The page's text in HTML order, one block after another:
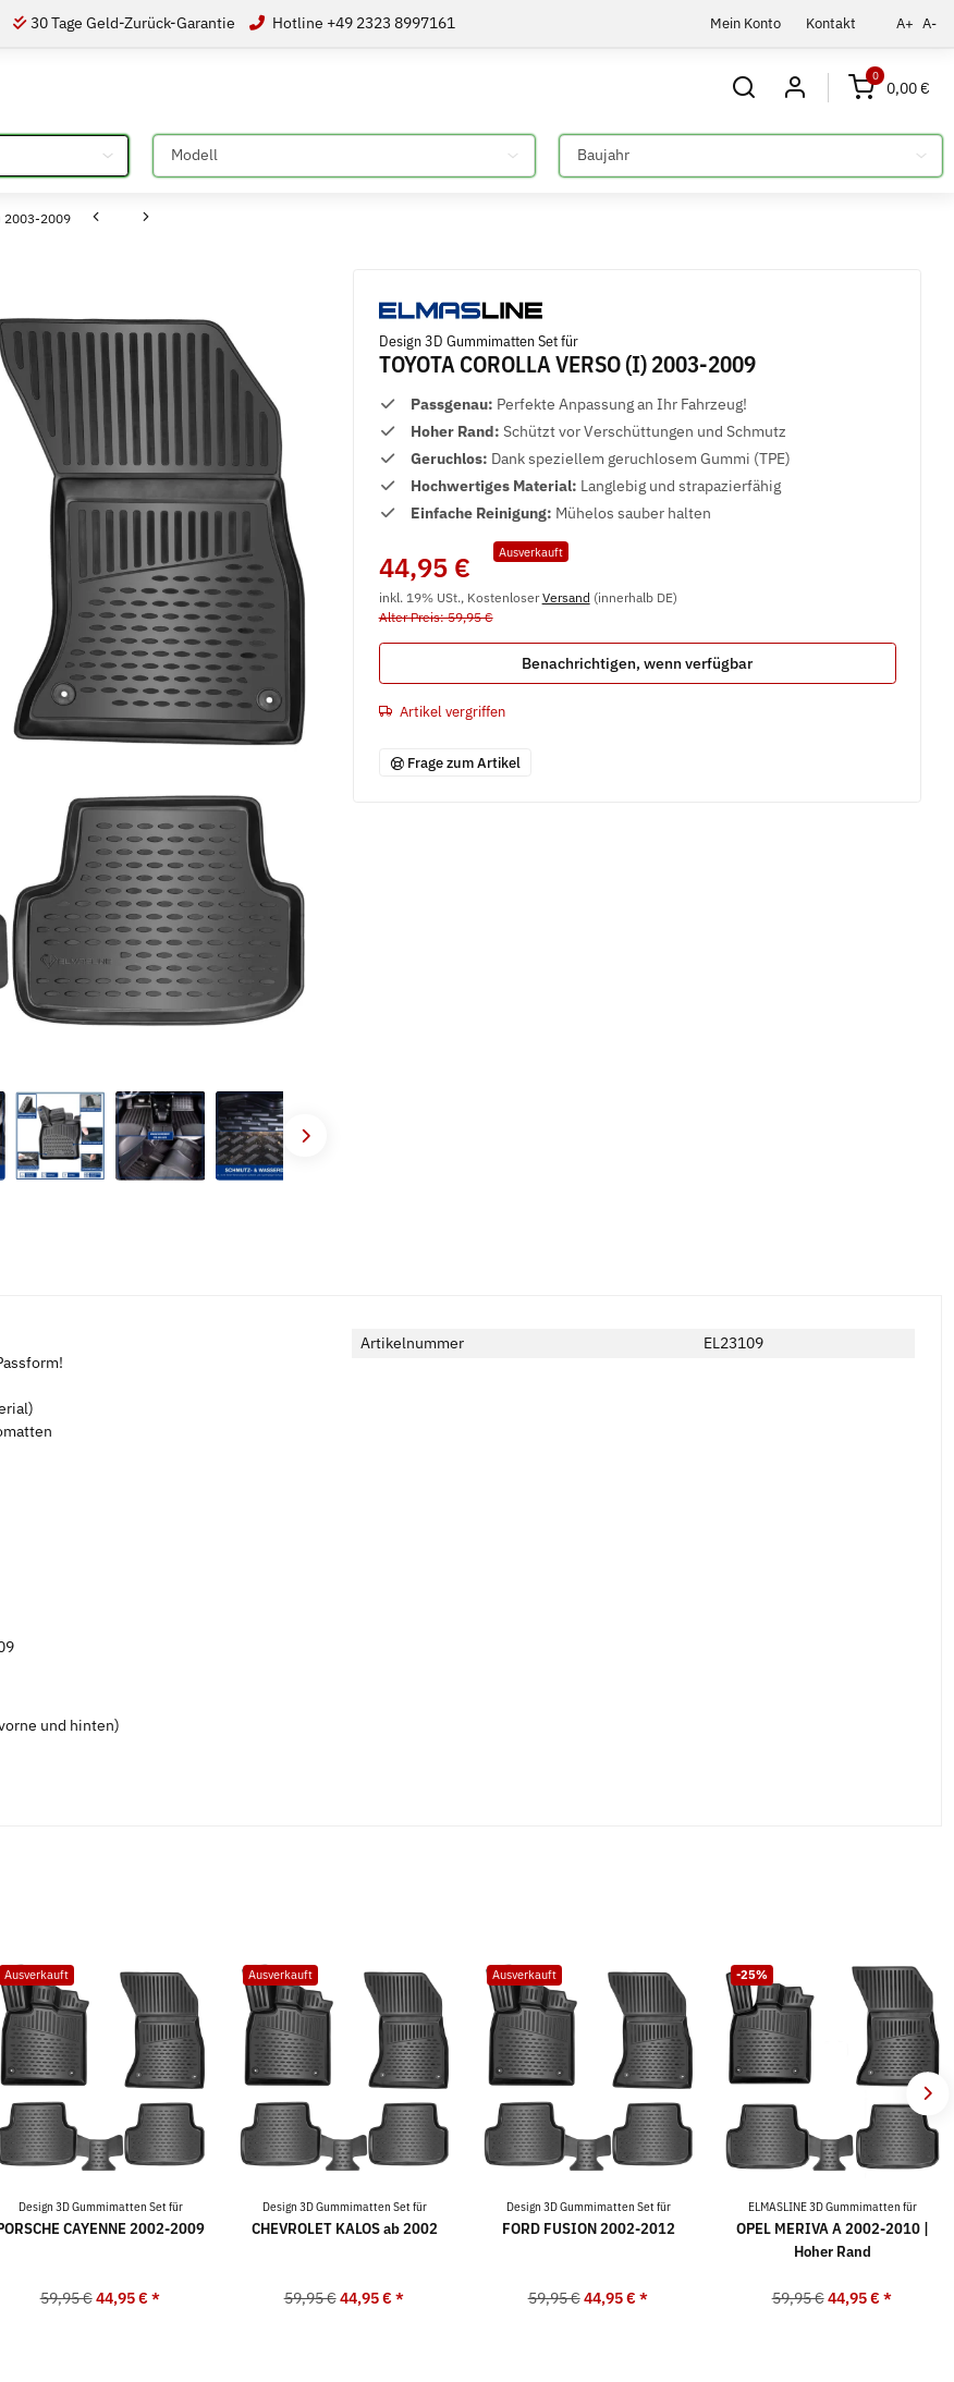
Mein Konto Kontakt A+ A-
30 Tage Geld-Zurück-Garantie Hotline +49 2323 8997161
0
0,00 €
Bitte auswählen Bitte auswählen
2003-2009
Design 3D Gummimatten Set für
TOYOTA COROLLA VERSO (I) 2003-2009
Passgenau: Perfekte Anpassung an Ihr Fahrzeug!
Hoher Rand: Schützt vor Verschüttungen und Schmutz
Geruchlos: Dank speziellem geruchlosem Gummi (TPE)
Hochwertiges Material: Langlebig und strapazierfähig
Einfache Reinigung: Mühelos sauber halten
Ausverkauft
44,95 €
inkl. 19% USt., KostenloserVersand (innerhalb DE)
Alter Preis: 59,95 €
Benachrichtigen, wenn verfügbar
Artikel vergriffen
Frage zum Artikel
und hinten)
Artikelnummer EL23109
Ausverkauft
Design 3D Gummimatten Set für
CAYENNE 2002-2009
59,95 € 44,95 €*
Ausverkauft
Design 3D Gummimatten Set für
CHEVROLET KALOS ab 2002
59,95 € 44,95 €*
Ausverkauft
Design 3D Gummimatten Set für
FORD FUSION 2002-2012
59,95 € 44,95 €*
-25%
ELMASLINE 3D Gummimatten für
OPEL MERIVA A 2002-2010 |
Hoher Rand
59,95 € 44,95 €*